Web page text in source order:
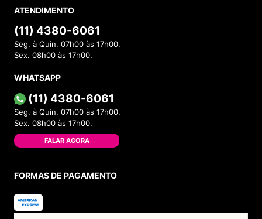
ATENDIMENTO
(11) 4380-6061
Seg. à Quin. 07h00 às 17h00.
Sex. 08h00 às 17h00.
WHATSAPP
(11) 4380-6061
Seg. à Quin. 07h00 às 17h00.
Sex. 08h00 às 17h00.
FALAR AGORA
FORMAS DE PAGAMENTO